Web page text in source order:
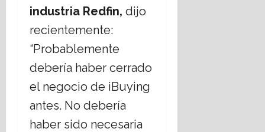
industria Redfin, dijo
recientemente:
“Probablemente
debería haber cerrado
el negocio de iBuying
antes. No debería
haber sido necesaria